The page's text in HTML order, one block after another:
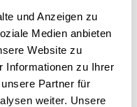
und Anzeigen zu
Medien anbieten
Website zu
Informationen zu Ihrer
Partner für
weiter. Unsere